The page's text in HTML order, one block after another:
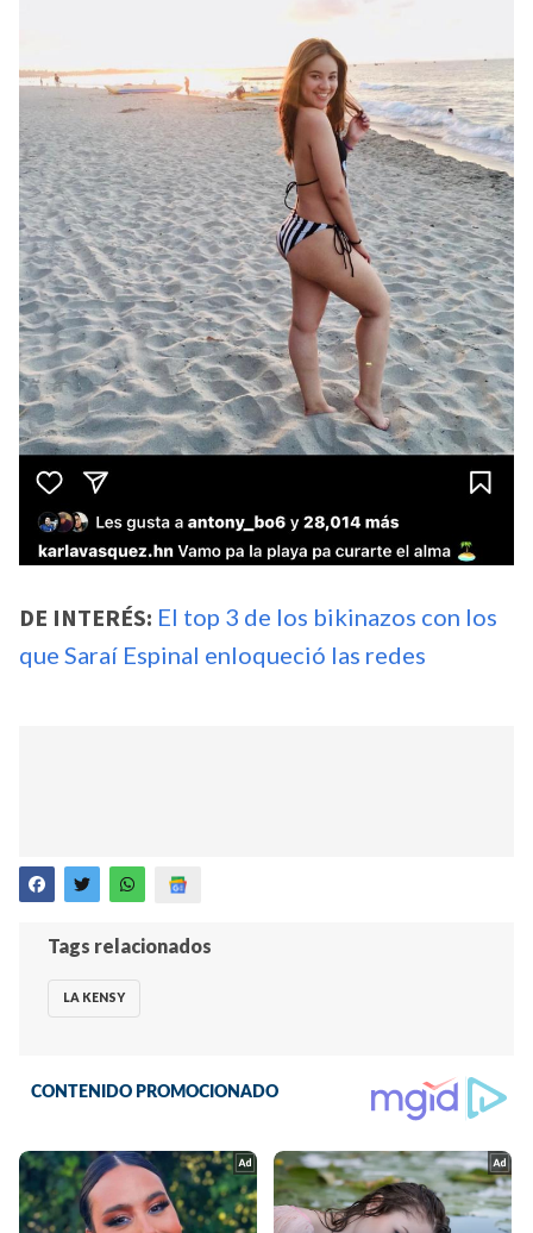
DE INTERÉS: El top 3 de los bikinazos con los
que Saraí Espinal enloqueció las redes
Tags relacionados
LA KENSY